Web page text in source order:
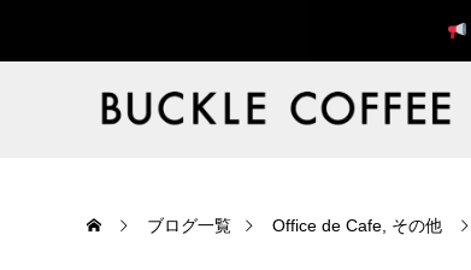
ブログ一覧 Office de Cafe その他